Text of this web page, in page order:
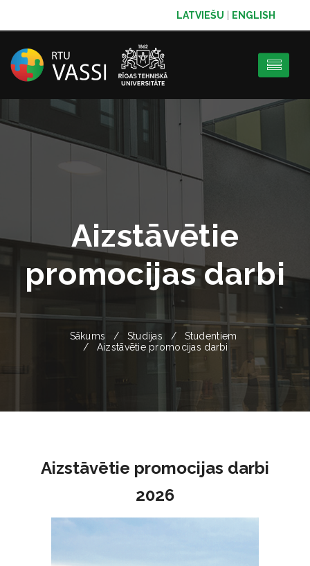
LATVIEŠU ENGLISH
Aizstāvētie
promocijas darbi
Sākums Studijas
Studentiem
Aizstāvētie promocijas darbi
Aizstāvētie promocijas darbi
2026